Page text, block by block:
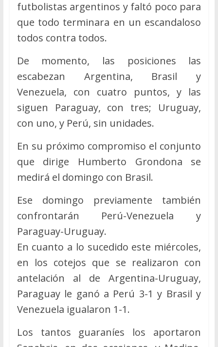
futbolistas argentinos y faltó poco para
que todo terminara en un escandaloso
todos contra todos.
De momento, las posiciones las
escabezan Argentina, Brasil y
Venezuela, con cuatro puntos, y las
siguen Paraguay, con tres; Uruguay,
con uno, y Perú, sin unidades.
En su próximo compromiso el conjunto
que dirige Humberto Grondona se
medirá el domingo con Brasil.
Ese domingo previamente también
confrontarán Perú-Venezuela y
Paraguay-Uruguay.
En cuanto a lo sucedido este miércoles,
en los cotejos que se realizaron con
antelación al de Argentina-Uruguay,
Paraguay le ganó a Perú 3-1 y Brasil y
Venezuela igualaron 1-1.
Los tantos guaraníes los aportaron